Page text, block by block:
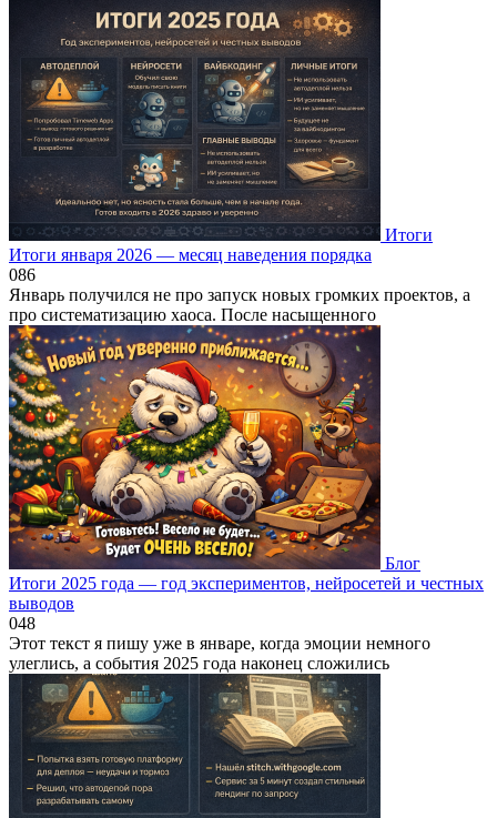
Итоги
Итоги января 2026 — месяц наведения порядка
086
Январь получился не про запуск новых громких проектов, а
про систематизацию хаоса. После насыщенного
Блог
Итоги 2025 года — год экспериментов, нейросетей и честных
выводов
048
Этот текст я пишу уже в январе, когда эмоции немного
улеглись, а события 2025 года наконец сложились